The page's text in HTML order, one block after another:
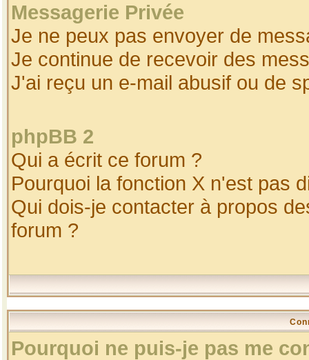
Messagerie Privée
Je ne peux pas envoyer de
Je continue de recevoir des
J'ai reçu un e-mail abusif ou de
phpBB 2
Qui a écrit ce forum ?
Pourquoi la fonction X n'est pas
Qui dois-je contacter à propos
forum ?
Pourquoi ne puis-je pas me